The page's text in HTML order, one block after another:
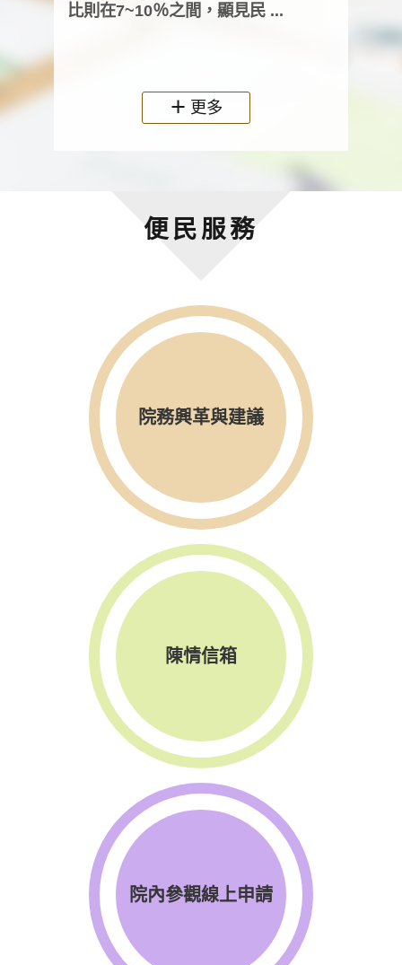
比則在7~10％之間，顯見民 ...
人
更多
便民服務
院務興革與建議
陳情信箱
院內參觀線上申請